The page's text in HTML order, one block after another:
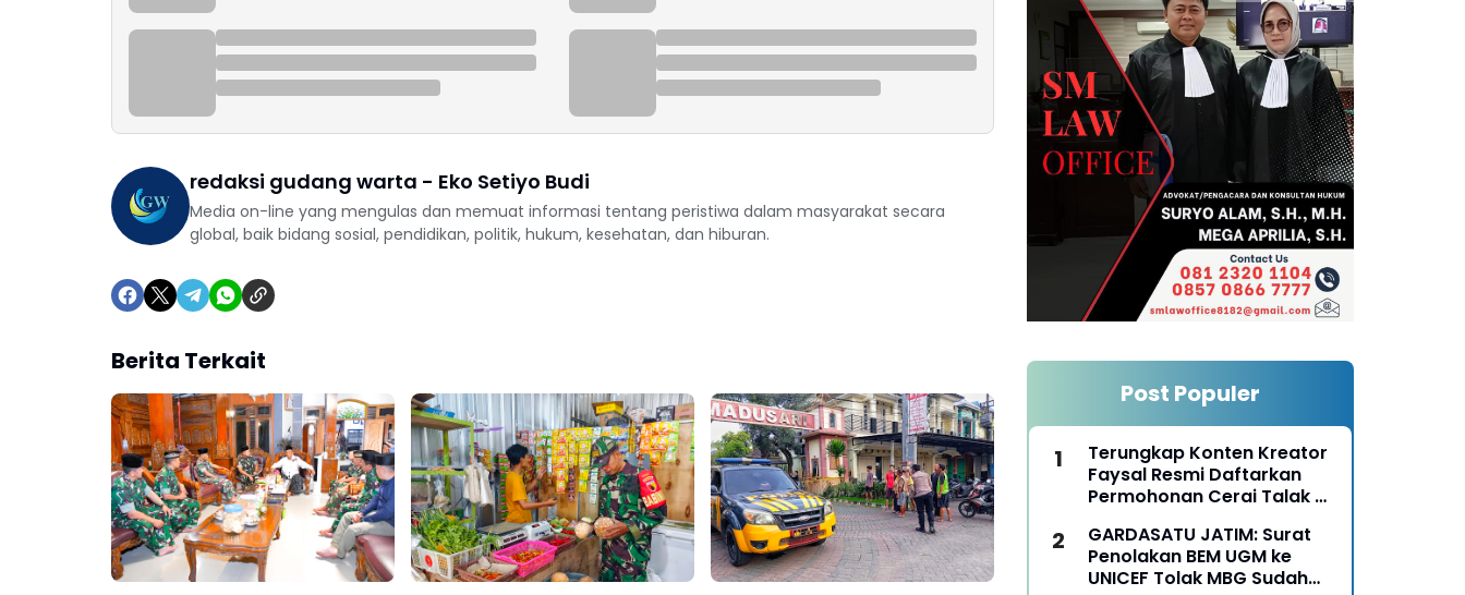
redaksi gudang warta - Eko Setiyo Budi
Media on-line yang mengulas dan memuat informasi tentang peristiwa dalam masyarakat secara
global, baik bidang sosial, pendidikan, politik, hukum, kesehatan, dan hiburan.
Berita Terkait
Post Populer
Terungkap Konten Kreator
Faysal Resmi Daftarkan
Permohonan Cerai Talak Di
Ponorogo
GARDASATU JATIM: Surat
Penolakan BEM UGM ke
UNICEF Tolak MBG Sudah